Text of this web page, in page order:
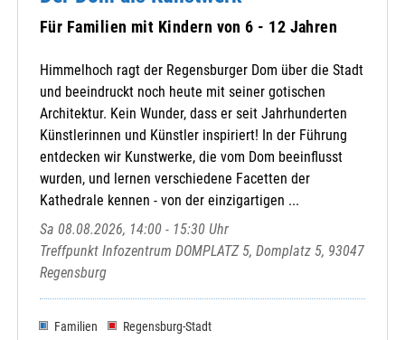
Für Familien mit Kindern von 6 - 12 Jahren
Himmelhoch ragt der Regensburger Dom über die Stadt
und beeindruckt noch heute mit seiner gotischen
Architektur. Kein Wunder, dass er seit Jahrhunderten
Künstlerinnen und Künstler inspiriert! In der Führung
entdecken wir Kunstwerke, die vom Dom beeinflusst
wurden, und lernen verschiedene Facetten der
Kathedrale kennen - von der einzigartigen ...
Sa 08.08.2026, 14:00 - 15:30 Uhr
Treffpunkt Infozentrum DOMPLATZ 5, Domplatz 5, 93047
Regensburg
Familien
Regensburg-Stadt